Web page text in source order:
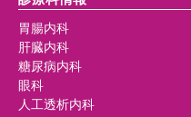
胃腸内科
肝臓内科
糖尿病内科
眼科
人工透析内科